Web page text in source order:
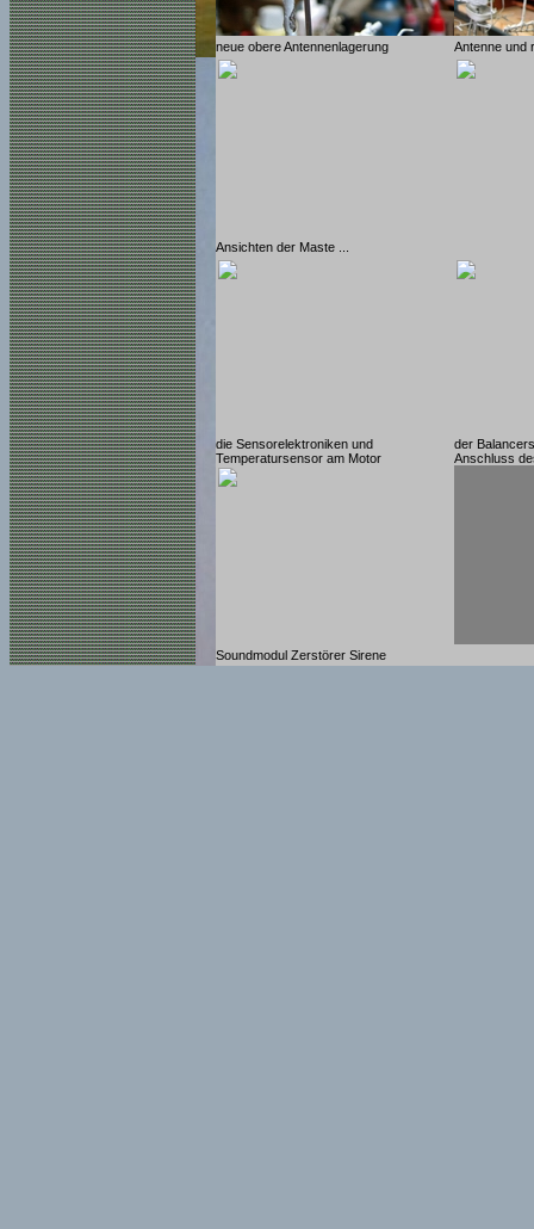
neue obere Antennenlagerung Antenne und
Ansichten der Maste ...
die Sensorelektroniken und
Temperatursensor am Motor
der
Anschluss
Soundmodul Zerstörer Sirene